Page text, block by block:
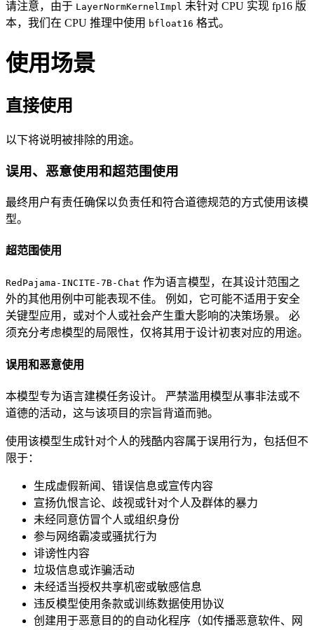
请注意，由于 LayerNormKernelImpl 未针对 CPU 实现 fp16 版
本，我们在 CPU 推理中使用 bfloat16 格式。
使用场景
直接使用
以下将说明被排除的用途。
误用、恶意使用和超范围使用
最终用户有责任确保以负责任和符合道德规范的方式使用该模
型。
超范围使用
RedPajama-INCITE-7B-Chat 作为语言模型，在其设计范围之
外的其他用例中可能表现不佳。 例如，它可能不适用于安全
关键型应用，或对个人或社会产生重大影响的决策场景。 必
须充分考虑模型的局限性，仅将其用于设计初衷对应的用途。
误用和恶意使用
本模型专为语言建模任务设计。 严禁滥用模型从事非法或不
道德的活动，这与该项目的宗旨背道而驰。
使用该模型生成针对个人的残酷内容属于误用行为，包括但不
限于：
生成虚假新闻、错误信息或宣传内容
宣扬仇恨言论、歧视或针对个人及群体的暴力
未经同意仿冒个人或组织身份
参与网络霸凌或骚扰行为
诽谤性内容
垃圾信息或诈骗活动
未经适当授权共享机密或敏感信息
违反模型使用条款或训练数据使用协议
创建用于恶意目的的自动化程序（如传播恶意软件、网